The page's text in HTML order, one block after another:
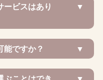
ービスはあり
能ですか？